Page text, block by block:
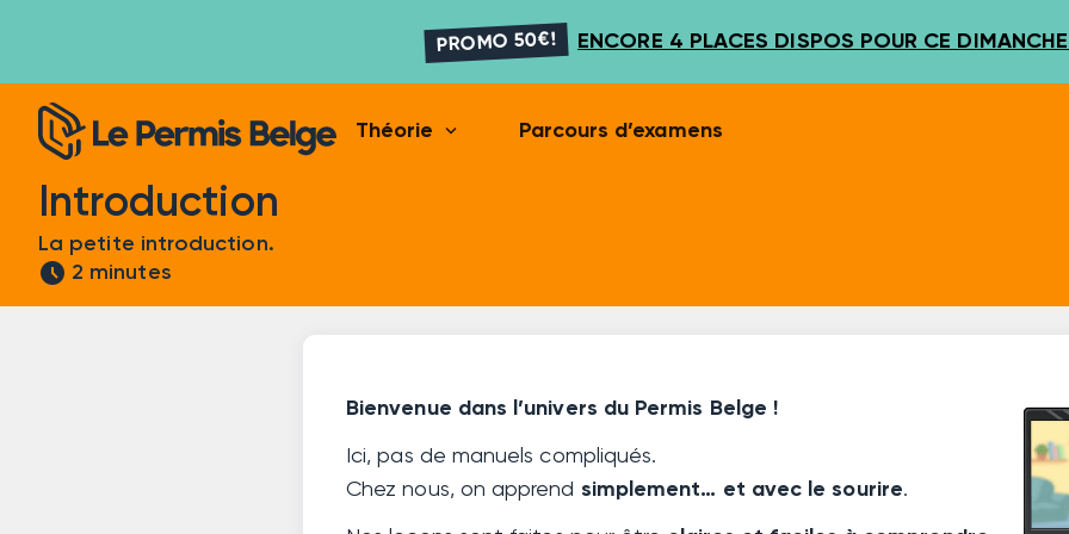
PROMO 50€! ENCORE 4 PLACES DISPOS POUR CE
Théorie expand_more Parcours d’examens
Introduction
La petite introduction.
schedule 2 minutes
Bienvenue dans l’univers du Permis Belge !
Ici, pas de manuels compliqués.
Chez nous, on apprend simplement… et avec le sourire.